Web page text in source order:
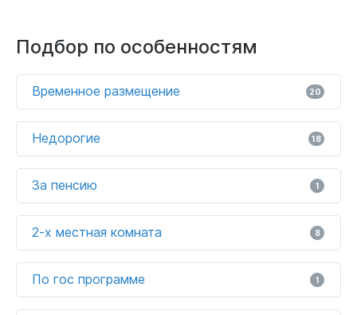
Подбор по особенностям
Временное размещение 20
Недорогие 18
За пенсию 1
2-х местная комната 8
По гос программе 1